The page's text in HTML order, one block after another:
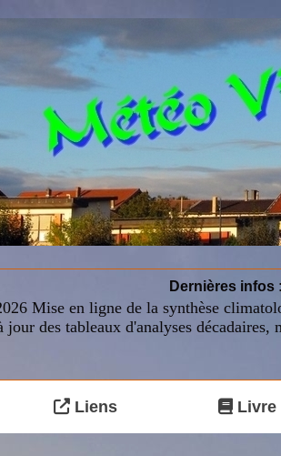
Dernières infos :
Mise en ligne de la synthèse
jour des tableaux d'analyses
Liens Livre